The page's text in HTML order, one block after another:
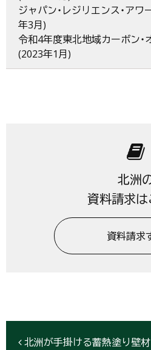
ジャパン・レジリエンス・ア
年3月)
令和4年度東北地域カーボン・
(2023年1月)
北洲
資料請求は
資料請求